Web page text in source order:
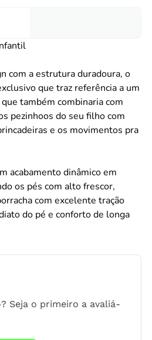
com a estrutura duradoura, o
que traz referência a um
também combinaria com
pezinhoos do seu filho com
e os movimentos pra
acabamento dinâmico em
os pés com alto frescor,
com excelente tração
do pé e conforto de longa
Seja o primeiro a avaliá-